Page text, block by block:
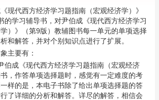
现代西方经济学习题指南（宏观经济学）》
的学习辅导书，对尹伯成《现代西方经济学习
）》（第9版）教辅图书每一单元的单项选择
和解答，并对个别知识点进行了扩展。
主要有：
伯成《现代西方经济学习题指南（宏观经济
，作答单项选择题时，感觉有一定难度的考
样的是，本电子书除了给出单项选择题的答
了详细的分析和解答。详尽的解答，相信会